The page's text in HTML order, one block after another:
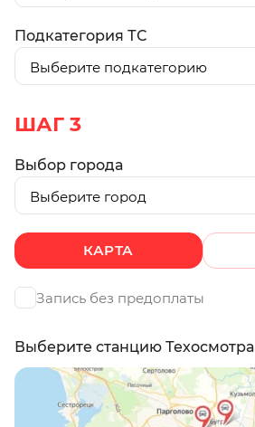
Подкатегория ТС
ШАГ 3
Выбор города
КАРТА
Запись без предоплаты
Выберите станцию Техосмотра